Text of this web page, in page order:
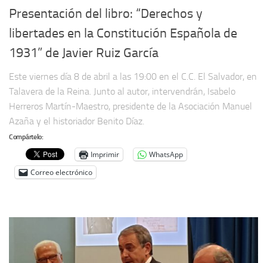
Presentación del libro: “Derechos y
libertades en la Constitución Española de
1931” de Javier Ruiz García
Este viernes día 8 de abril a las 19:00 en el C.C. El Salvador, en
Talavera de la Reina. Junto al autor, intervendrán, Isabelo
Herreros Martín-Maestro, presidente de la Asociación Manuel
Azaña y el historiador Benito Díaz.
Compártelo:
Imprimir
WhatsApp
Correo electrónico